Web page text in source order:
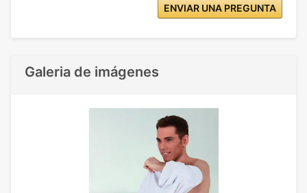
ENVIAR UNA PREGUNTA
Galeria de imágenes